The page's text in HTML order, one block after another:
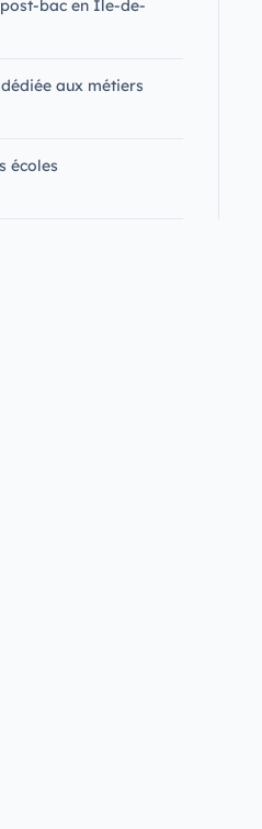
post-bac en Île-de-
aux métiers
écoles